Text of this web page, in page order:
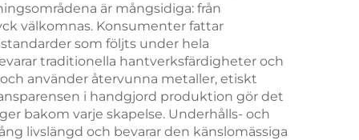
är mångsidiga: från
välkomnas. Konsumenter fattar
som följts under hela
traditionella hantverksfärdigheter och
använder återvunna metaller, etiskt
i handgjord produktion gör det
bakom varje skapelse. Underhålls- och
livslängd och bevarar den känslomässiga